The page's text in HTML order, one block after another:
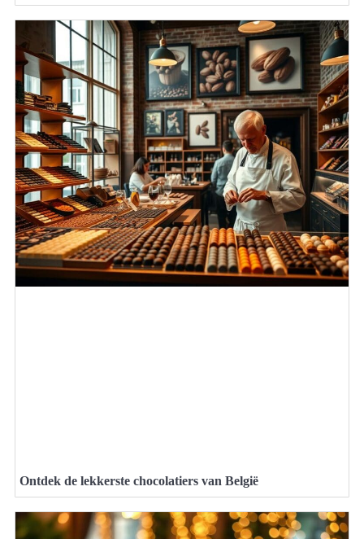
Ontdek de lekkerste chocolatiers van België